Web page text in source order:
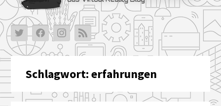
Schlagwort:erfahrungen